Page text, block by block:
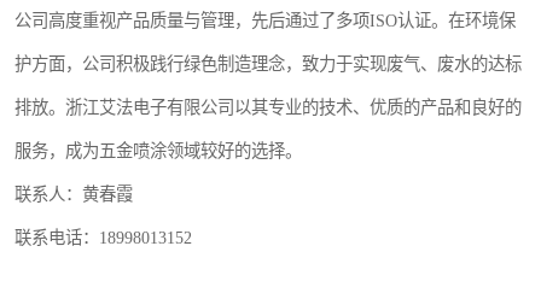
公司高度重视产品质量与管理，先后通过了多项ISO认证。在环境保
护方面，公司积极践行绿色制造理念，致力于实现废气、废水的达标
排放。浙江艾法电子有限公司以其专业的技术、优质的产品和良好的
服务，成为五金喷涂领域较好的选择。
联系人：黄春霞
联系电话：18998013152